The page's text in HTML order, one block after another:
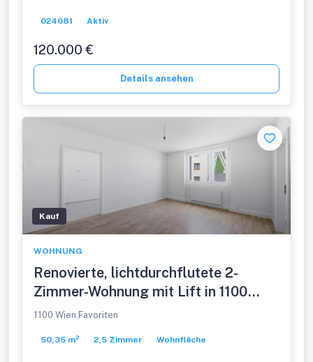
024081 Aktiv
120.000 €
Details ansehen
Kauf
WOHNUNG
Renovierte, lichtdurchflutete 2-
Zimmer-Wohnung mit Lift in 1100
Wien!
1100 Wien,Favoriten
50,35 m² 2,5 Zimmer Wohnfläche